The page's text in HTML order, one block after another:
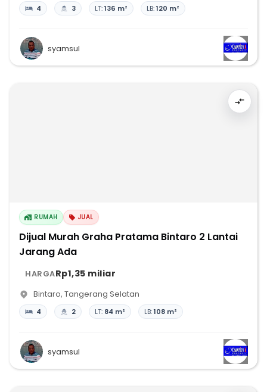
4 3 LT:136 m² LB:120 m²
syamsul
RUMAH JUAL
Dijual Murah Graha Pratama Bintaro 2 Lantai
Jarang Ada
HARGARp1,35 miliar
Bintaro, Tangerang Selatan
4 2 LT: 84 m² LB:108 m²
syamsul